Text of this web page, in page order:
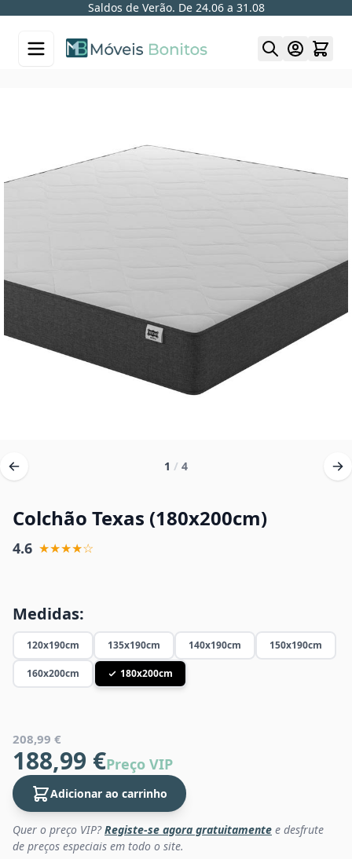
Saldos de Verão. De 24.06 a 31.08
1 / 4
Colchão Texas (180x200cm)
4.6 ★★★★☆
Medidas:
120x190cm 135x190cm 140x190cm 150x190cm
160x200cm 180x200cm
208,99 €
188,99 €Preço VIP
Adicionar ao carrinho
Quer o preço VIP?Registe-se agora gratuitamente e desfrute
de preços especiais em todo o site.